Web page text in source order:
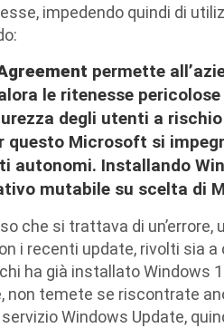
impedendo quindi di
permette
le ritenesse
degli utenti a
questo Microsoft si
autonomi. Installando
mutabile su scelta di
che si trattava di un’errore,
i recenti update, rivolti sia a
ha già installato Windows
non temete se riscontrate
Windows Update,